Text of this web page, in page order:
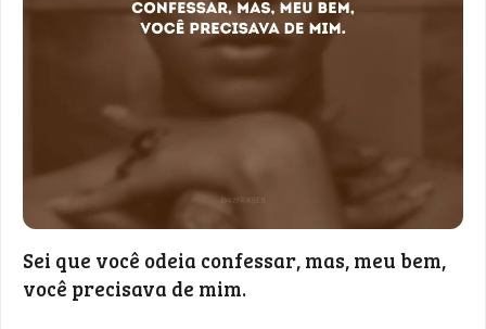
Sei que você odeia confessar, mas, meu bem,
você precisava de mim.